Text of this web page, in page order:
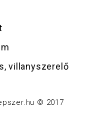
villanyszerelő
© 2017